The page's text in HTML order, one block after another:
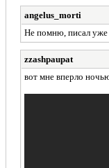
angelus_morti
Не помню, писал уже
zzashpaupat
вот мне вперло